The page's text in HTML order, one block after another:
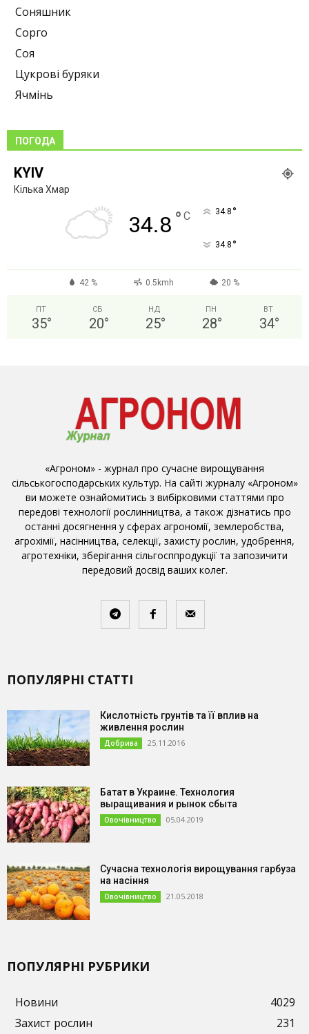
Соняшник
Сорго
Соя
Цукрові буряки
Ячмінь
ПОГОДА
KYIV
Кілька Хмар
34.8 ° C 34.8 °
34.8 °
42 % 0.5kmh 20 %
ПТ
35°
СБ
20°
НД
25°
ПН
28°
ВТ
34°
«Агроном» - журнал про сучасне вирощування
сільськогосподарських культур. На сайті журналу «Агроном»
ви можете ознайомитись з вибірковими статтями про
передові технології рослинництва, а також дізнатись про
останні досягнення у сферах агрономії, землеробства,
агрохімії, насінництва, селекції, захисту рослин, удобрення,
агротехніки, зберігання сільгосппродукції та запозичити
передовий досвід ваших колег.
ПОПУЛЯРНІ СТАТТІ
Кислотність грунтів та її вплив на
живлення рослин
Добрива 25.11.2016
Батат в Украине. Технология
выращивания и рынок сбыта
Овочівництво 05.04.2019
Сучасна технологія вирощування гарбуза
на насіння
Овочівництво 21.05.2018
ПОПУЛЯРНІ РУБРИКИ
Новини
4029
Захист рослин
231